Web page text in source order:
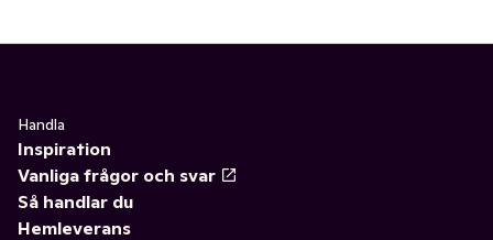
Handla
Inspiration
Vanliga frågor och svar
Så handlar du
Hemleverans